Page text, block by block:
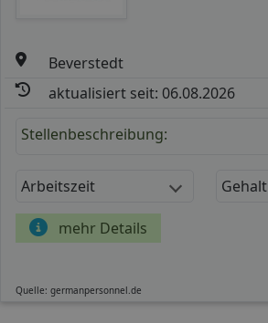
Beverstedt
aktualisiert seit: 06.08.2026
Stellenbeschreibung:
Arbeitszeit Gehalt
mehr Details
Quelle: germanpersonnel.de